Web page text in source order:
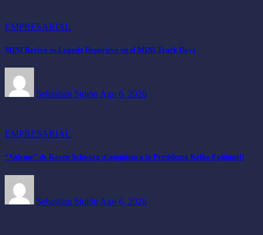
EMPRESARIAL
MINI Revive su Legado Deportivo en el MINI Track Days
Sebastian Sipión Ago 6, 2026
EMPRESARIAL
“Valente” de Karen Schwarz ¡Conquista a la Presidenta Keiko Fujimori!
Sebastian Sipión Ago 6, 2026